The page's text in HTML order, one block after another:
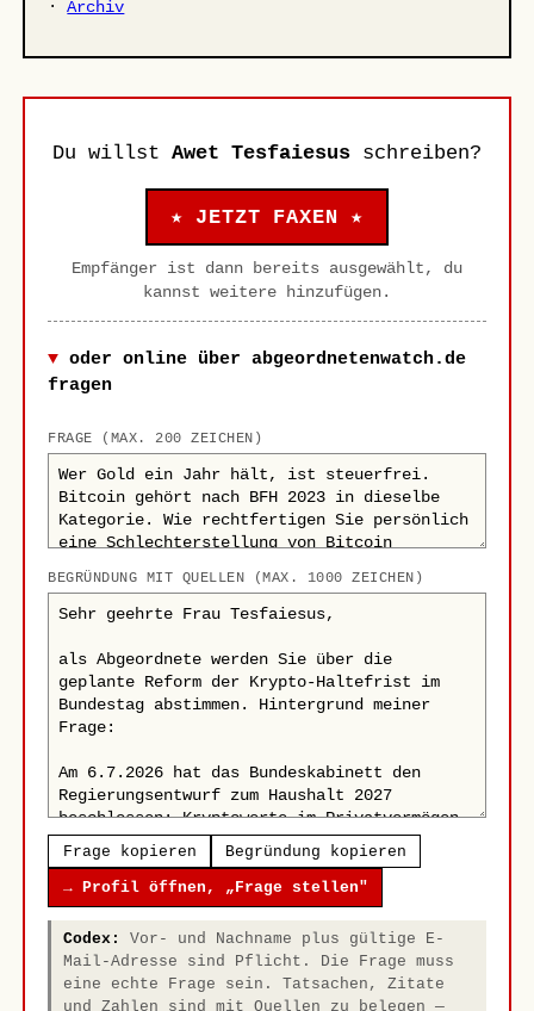
·Archiv
Du willst Awet Tesfaiesus schreiben?
★ JETZT FAXEN ★
Empfänger ist dann bereits ausgewählt, du
kannst weitere hinzufügen.
oder online über abgeordnetenwatch.de
fragen
FRAGE (MAX. 200 ZEICHEN)
BEGRÜNDUNG MIT QUELLEN (MAX. 1000 ZEICHEN)
Frage kopieren Begründung kopieren
→ Profil öffnen, „Frage stellen"
Codex:
Vor- und Nachname plus gültige E-
Mail-Adresse sind Pflicht. Die Frage muss
eine echte Frage sein. Tatsachen, Zitate
und Zahlen sind mit Quellen zu belegen —